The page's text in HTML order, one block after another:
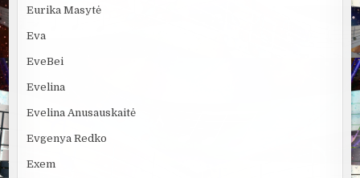
Eurika Masytė
Eva
EveBei
Evelina
Evelina Anusauskaitė
Evgenya Redko
Exem